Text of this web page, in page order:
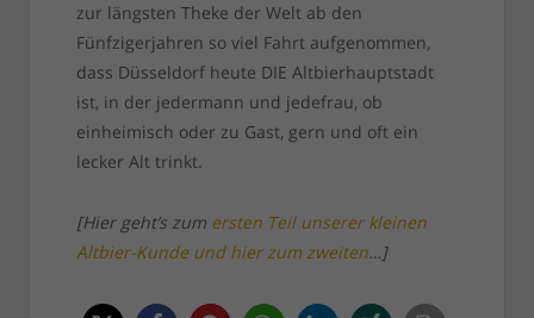
zur längsten Theke der Welt ab den
Fünfzigerjahren so viel Fahrt aufgenommen,
dass Düsseldorf heute DIE Altbierhauptstadt
ist, in der jedermann und jedefrau, ob
einheimisch oder zu Gast, gern und oft ein
lecker Alt trinkt.
[Hier geht’s zum ersten Teil unserer kleinen
Altbier-Kunde und hierzum zweiten…]